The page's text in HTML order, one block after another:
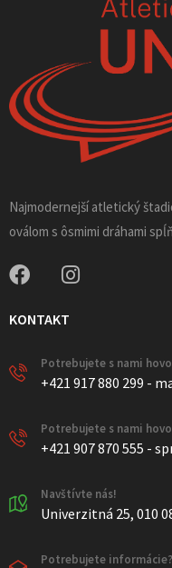
Najmodernejší atletický
oválom s ôsmimi dráhami
KONTAKT
Potrebujete s nami
+421 917 880 299 -
Potrebujete s nami
+421 907 870 555 -
Navštívte nás!
Univerzitná 25, 010
Potrebujete informácie?